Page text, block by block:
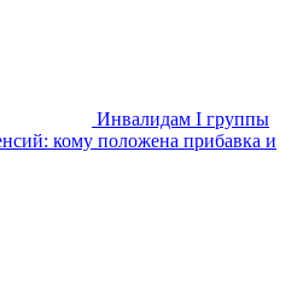
Инвалидам I группы
кому положена прибавка и